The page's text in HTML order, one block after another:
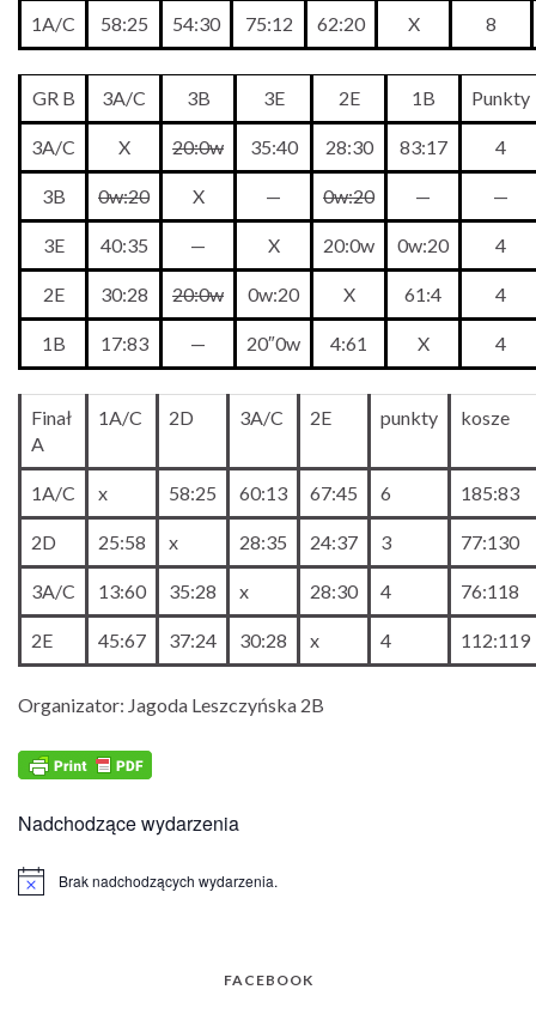
1A/C 58:25 54:30 75:12 62:20 X 8
GR B 3A/C 3B 3E 2E 1B Punkty
3A/C X 20:0w 35:40 28:30 83:17 4
3B 0w:20 X — 0w:20 — —
3E 40:35 — X 20:0w 0w:20 4
2E 30:28 20:0w 0w:20 X 61:4 4
1B 17:83 — 20″0w 4:61 X 4
Finał
A
1A/C 2D 3A/C 2E punkty kosze
1A/C x 58:25 60:13 67:45 6 185:83
2D 25:58 x 28:35 24:37 3 77:130
3A/C 13:60 35:28 x 28:30 4 76:118
2E 45:67 37:24 30:28 x 4 112:119
Organizator: Jagoda Leszczyńska 2B
Nadchodzące wydarzenia
Powiadomienie
Brak nadchodzących wydarzenia.
FACEBOOK